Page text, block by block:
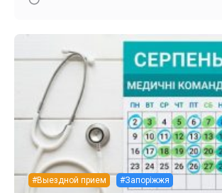
#Выездной прием #Запоріжжя